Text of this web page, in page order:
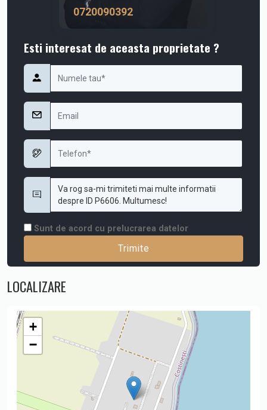
0720090392
Esti interesat de aceasta proprietate ?
Sunt de acord cu prelucrarea datelor
LOCALIZARE
+
−